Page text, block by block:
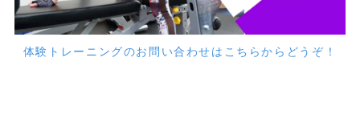
体験トレーニングのお問い合わせはこちらからどうぞ！